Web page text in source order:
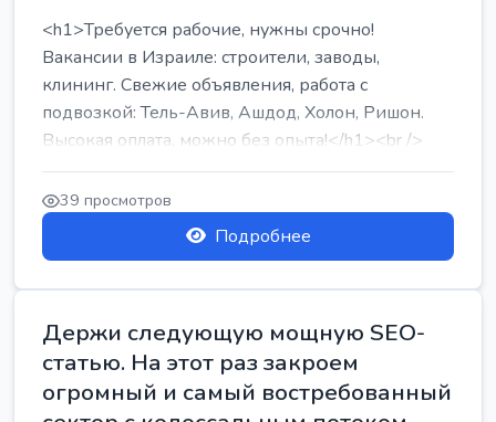
<h1>Требуется рабочие, нужны срочно!
Вакансии в Израиле: строители, заводы,
клининг. Свежие объявления, работа с
подвозкой: Тель-Авив, Ашдод, Холон, Ришон.
Высокая оплата, можно без опыта!</h1><br />
...
39 просмотров
Подробнее
Держи следующую мощную SEO-
статью. На этот раз закроем
огромный и самый востребованный